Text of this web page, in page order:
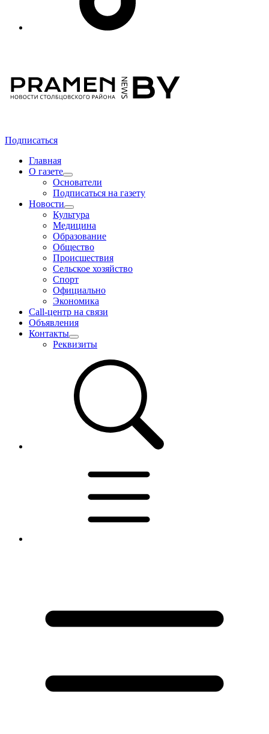
Подписаться
Главная
О газете
Основатели
Подписаться на газету
Новости
Культура
Медицина
Образование
Общество
Происшествия
Сельское хозяйство
Спорт
Официально
Экономика
Call-центр на связи
Объявления
Контакты
Реквизиты